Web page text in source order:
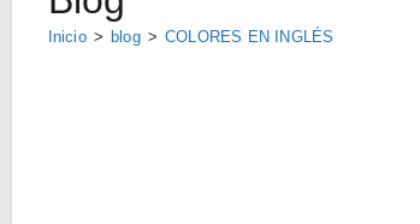
Inicio > blog > COLORES EN INGLÉS